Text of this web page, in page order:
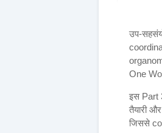
उप-
One
इस Part 3
तैयारी
जिससे